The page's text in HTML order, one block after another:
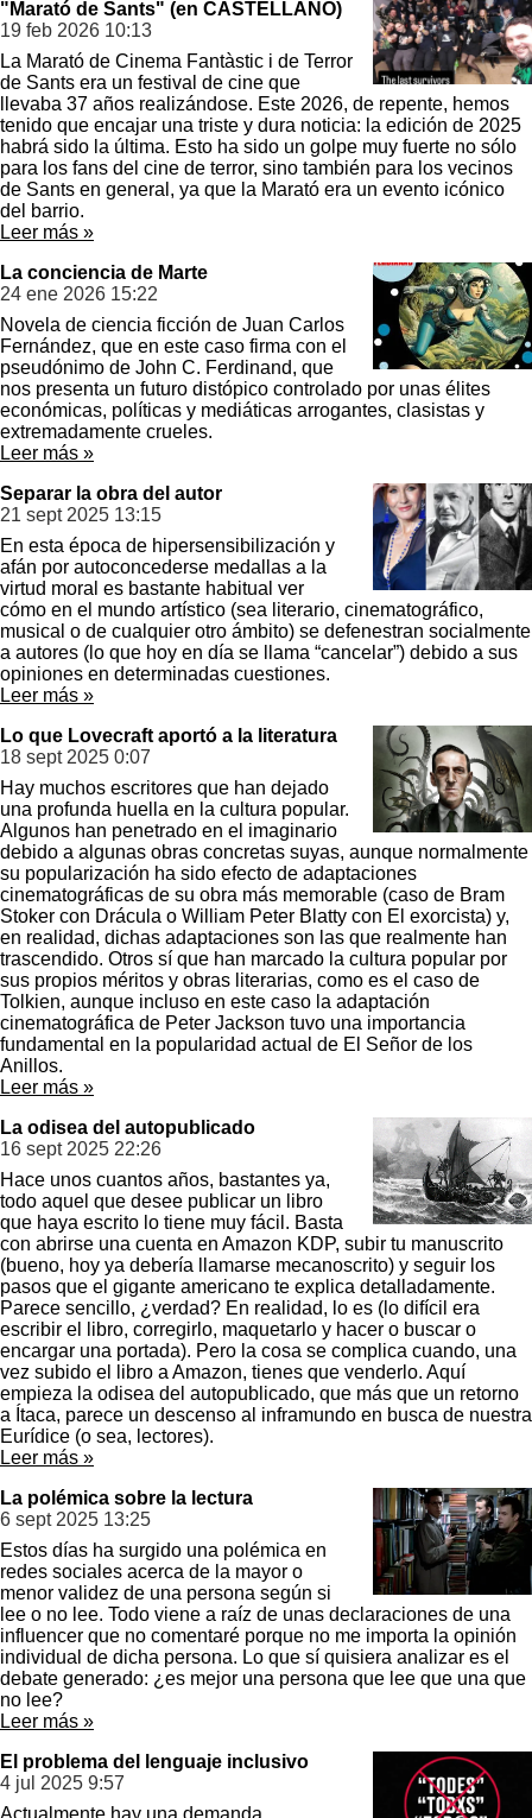
"Marató de Sants" (en CASTELLANO)
19 feb 2026 10:13
La Marató de Cinema Fantàstic i de Terror
de Sants era un festival de cine que
llevaba 37 años realizándose. Este 2026, de repente, hemos
tenido que encajar una triste y dura noticia: la edición de 2025
habrá sido la última. Esto ha sido un golpe muy fuerte no sólo
para los fans del cine de terror, sino también para los vecinos
de Sants en general, ya que la Marató era un evento icónico
del barrio.
Leer más »
La conciencia de Marte
24 ene 2026 15:22
Novela de ciencia ficción de Juan Carlos
Fernández, que en este caso firma con el
pseudónimo de John C. Ferdinand, que
nos presenta un futuro distópico controlado por unas élites
económicas, políticas y mediáticas arrogantes, clasistas y
extremadamente crueles.
Leer más »
Separar la obra del autor
21 sept 2025 13:15
En esta época de hipersensibilización y
afán por autoconcederse medallas a la
virtud moral es bastante habitual ver
cómo en el mundo artístico (sea literario, cinematográfico,
musical o de cualquier otro ámbito) se defenestran socialmente
a autores (lo que hoy en día se llama “cancelar”) debido a sus
opiniones en determinadas cuestiones.
Leer más »
Lo que Lovecraft aportó a la literatura
18 sept 2025 0:07
Hay muchos escritores que han dejado
una profunda huella en la cultura popular.
Algunos han penetrado en el imaginario
debido a algunas obras concretas suyas, aunque normalmente
su popularización ha sido efecto de adaptaciones
cinematográficas de su obra más memorable (caso de Bram
Stoker con Drácula o William Peter Blatty con El exorcista) y,
en realidad, dichas adaptaciones son las que realmente han
trascendido. Otros sí que han marcado la cultura popular por
sus propios méritos y obras literarias, como es el caso de
Tolkien, aunque incluso en este caso la adaptación
cinematográfica de Peter Jackson tuvo una importancia
fundamental en la popularidad actual de El Señor de los
Anillos.
Leer más »
La odisea del autopublicado
16 sept 2025 22:26
Hace unos cuantos años, bastantes ya,
todo aquel que desee publicar un libro
que haya escrito lo tiene muy fácil. Basta
con abrirse una cuenta en Amazon KDP, subir tu manuscrito
(bueno, hoy ya debería llamarse mecanoscrito) y seguir los
pasos que el gigante americano te explica detalladamente.
Parece sencillo, ¿verdad? En realidad, lo es (lo difícil era
escribir el libro, corregirlo, maquetarlo y hacer o buscar o
encargar una portada). Pero la cosa se complica cuando, una
vez subido el libro a Amazon, tienes que venderlo. Aquí
empieza la odisea del autopublicado, que más que un retorno
a Ítaca, parece un descenso al inframundo en busca de nuestra
Eurídice (o sea, lectores).
Leer más »
La polémica sobre la lectura
6 sept 2025 13:25
Estos días ha surgido una polémica en
redes sociales acerca de la mayor o
menor validez de una persona según si
lee o no lee. Todo viene a raíz de unas declaraciones de una
influencer que no comentaré porque no me importa la opinión
individual de dicha persona. Lo que sí quisiera analizar es el
debate generado: ¿es mejor una persona que lee que una que
no lee?
Leer más »
El problema del lenguaje inclusivo
4 jul 2025 9:57
Actualmente hay una demanda